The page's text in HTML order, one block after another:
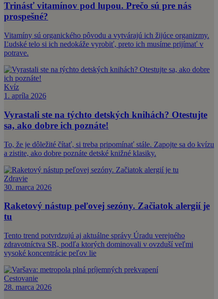
Trinásť vitamínov pod lupou. Prečo sú pre nás
prospešné?
Vitamíny sú organického pôvodu a vytvárajú ich žijúce organizmy.
Ľudské telo si ich nedokáže vyrobiť, preto ich musíme prijímať v
potrave.
Kvíz
1. apríla 2026
Vyrastali ste na týchto detských knihách? Otestujte
sa, ako dobre ich poznáte!
To, že je dôležité čítať, si treba pripomínať stále. Zapojte sa do kvízu
a zistite, ako dobre poznáte detské knižné klasiky.
Zdravie
30. marca 2026
Raketový nástup peľovej sezóny. Začiatok alergií je
tu
Tento trend potvrdzujú aj aktuálne správy Úradu verejného
zdravotníctva SR, podľa ktorých dominovali v ovzduší veľmi
vysoké koncentrácie peľov lie
Cestovanie
28. marca 2026